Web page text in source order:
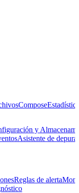
Compose
y
Asistente de
Reglas de alerta